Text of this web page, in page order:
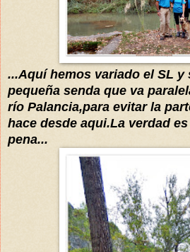
...Aquíhemos variado el SL y
pequeña senda que va
río Palancia,para evitar la
hace desde aqui.La verdad
pena...